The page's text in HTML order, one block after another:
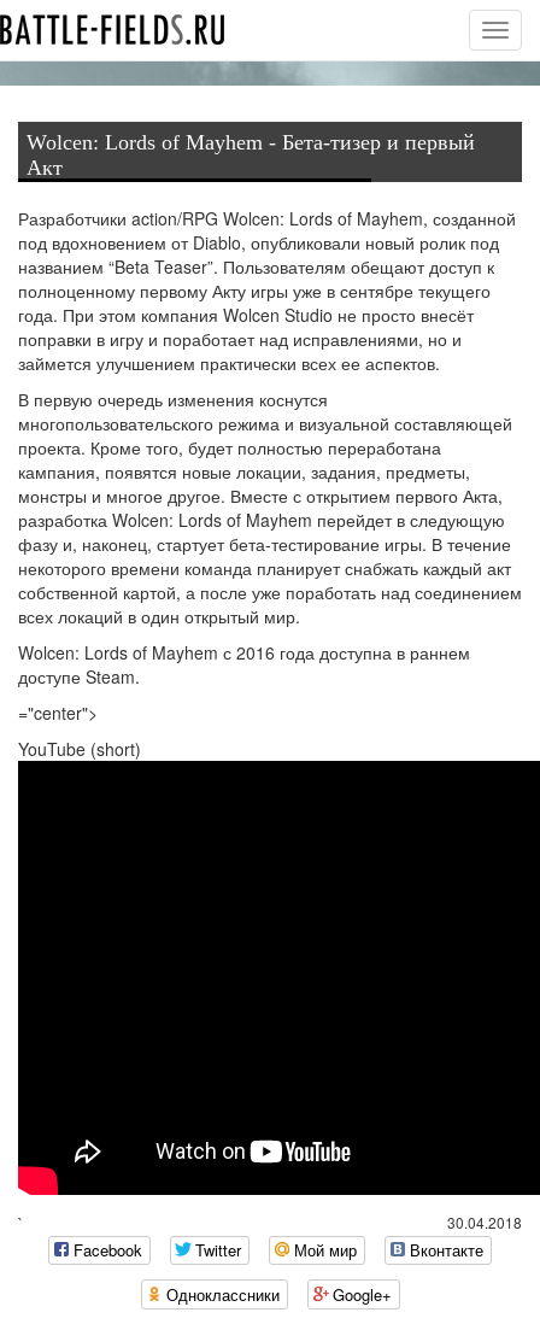
Wolcen: Lords of Mayhem - Бета-тизер и первый
Акт
Разработчики action/RPG Wolcen: Lords of Mayhem, созданной
под вдохновением от Diablo, опубликовали новый ролик под
названием “Beta Teaser”. Пользователям обещают доступ к
полноценному первому Акту игры уже в сентябре текущего
года. При этом компания Wolcen Studio не просто внесёт
поправки в игру и поработает над исправлениями, но и
займется улучшением практически всех ее аспектов.
В первую очередь изменения коснутся
многопользовательского режима и визуальной составляющей
проекта. Кроме того, будет полностью переработана
кампания, появятся новые локации, задания, предметы,
монстры и многое другое. Вместе с открытием первого Акта,
разработка Wolcen: Lords of Mayhem перейдет в следующую
фазу и, наконец, стартует бета-тестирование игры. В течение
некоторого времени команда планирует снабжать каждый акт
собственной картой, а после уже поработать над соединением
всех локаций в один открытый мир.
Wolcen: Lords of Mayhem с 2016 года доступна в раннем
доступе Steam.
="center">
YouTube (short)
30.04.2018
`
Facebook Twitter Мой мир
Вконтакте
Одноклассники
Google+